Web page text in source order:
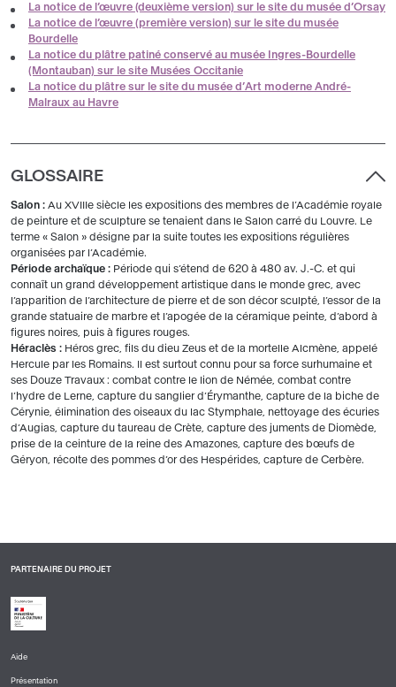
La notice de l’œuvre (deuxième version) sur le site du musée d’Orsay
La notice de l’œuvre (première version) sur le site du musée
Bourdelle
La notice du plâtre patiné conservé au musée Ingres-Bourdelle
(Montauban) sur le site Musées Occitanie
La notice du plâtre sur le site du musée d’Art moderne André-
Malraux au Havre
GLOSSAIRE
Salon : Au XVIIIe siècle les expositions des membres de l’Académie royale
de peinture et de sculpture se tenaient dans le Salon carré du Louvre. Le
terme « Salon » désigne par la suite toutes les expositions régulières
organisées par l’Académie.
Période archaïque : Période qui s’étend de 620 à 480 av. J.-C. et qui
connaît un grand développement artistique dans le monde grec, avec
l’apparition de l’architecture de pierre et de son décor sculpté, l’essor de la
grande statuaire de marbre et l’apogée de la céramique peinte, d’abord à
figures noires, puis à figures rouges.
Héraclès : Héros grec, fils du dieu Zeus et de la mortelle Alcmène, appelé
Hercule par les Romains. Il est surtout connu pour sa force surhumaine et
ses Douze Travaux : combat contre le lion de Némée, combat contre
l’hydre de Lerne, capture du sanglier d’Érymanthe, capture de la biche de
Cérynie, élimination des oiseaux du lac Stymphale, nettoyage des écuries
d’Augias, capture du taureau de Crète, capture des juments de Diomède,
prise de la ceinture de la reine des Amazones, capture des bœufs de
Géryon, récolte des pommes d’or des Hespérides, capture de Cerbère.
PARTENAIRE DU PROJET
Aide
Présentation